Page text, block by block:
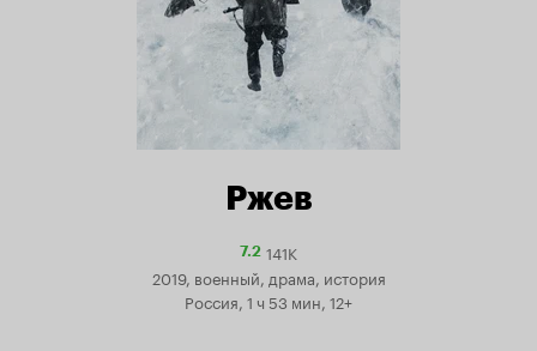
Ржев
7.2Рейтинг
Кинопоиска
7.2
141K
2019, военный, драма, история
Россия, 1 ч 53 мин, 12+